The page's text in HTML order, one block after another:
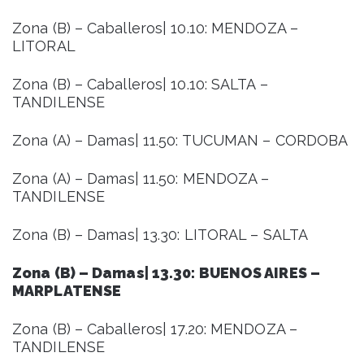
Zona (B) – Caballeros| 10.10: MENDOZA –
LITORAL
Zona (B) – Caballeros| 10.10: SALTA –
TANDILENSE
Zona (A) – Damas| 11.50: TUCUMAN – CORDOBA
Zona (A) – Damas| 11.50: MENDOZA –
TANDILENSE
Zona (B) – Damas| 13.30: LITORAL – SALTA
Zona (B) – Damas| 13.30: BUENOS AIRES –
MARPLATENSE
Zona (B) – Caballeros| 17.20: MENDOZA –
TANDILENSE